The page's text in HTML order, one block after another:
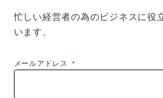
忙しい経営者の為のビジネスに役
います。
メールアドレス*